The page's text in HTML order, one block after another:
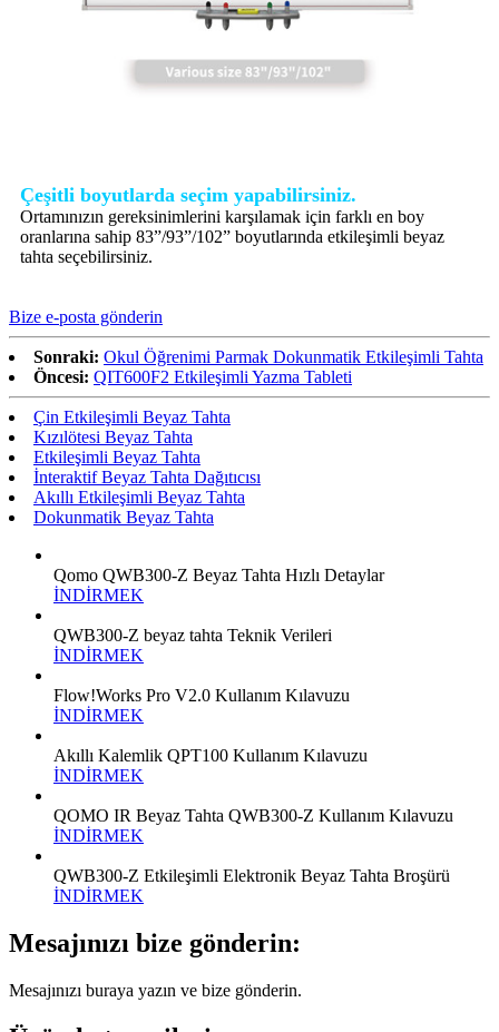
Çeşitli boyutlarda seçim yapabilirsiniz.
Ortamınızın gereksinimlerini karşılamak için farklı en boy
oranlarına sahip 83”/93”/102” boyutlarında etkileşimli beyaz
tahta seçebilirsiniz.
Bize e-posta gönderin
Sonraki: Okul Öğrenimi Parmak Dokunmatik Etkileşimli Tahta
Öncesi: QIT600F2 Etkileşimli Yazma Tableti
Çin Etkileşimli Beyaz Tahta
Kızılötesi Beyaz Tahta
Etkileşimli Beyaz Tahta
İnteraktif Beyaz Tahta Dağıtıcısı
Akıllı Etkileşimli Beyaz Tahta
Dokunmatik Beyaz Tahta
Qomo QWB300-Z Beyaz Tahta Hızlı Detaylar
İNDİRMEK
QWB300-Z beyaz tahta Teknik Verileri
İNDİRMEK
Flow!Works Pro V2.0 Kullanım Kılavuzu
İNDİRMEK
Akıllı Kalemlik QPT100 Kullanım Kılavuzu
İNDİRMEK
QOMO IR Beyaz Tahta QWB300-Z Kullanım Kılavuzu
İNDİRMEK
QWB300-Z Etkileşimli Elektronik Beyaz Tahta Broşürü
İNDİRMEK
Mesajınızı bize gönderin:
Mesajınızı buraya yazın ve bize gönderin.